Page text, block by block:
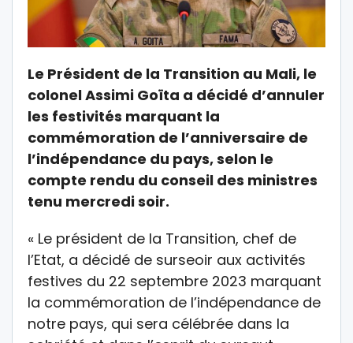
Le Président de la Transition au Mali, le
colonel Assimi Goïta a décidé d’annuler
les festivités marquant la
commémoration de l’anniversaire de
l’indépendance du pays, selon le
compte rendu du conseil des ministres
tenu mercredi soir.
« Le président de la Transition, chef de
l’Etat, a décidé de surseoir aux activités
festives du 22 septembre 2023 marquant
la commémoration de l’indépendance de
notre pays, qui sera célébrée dans la